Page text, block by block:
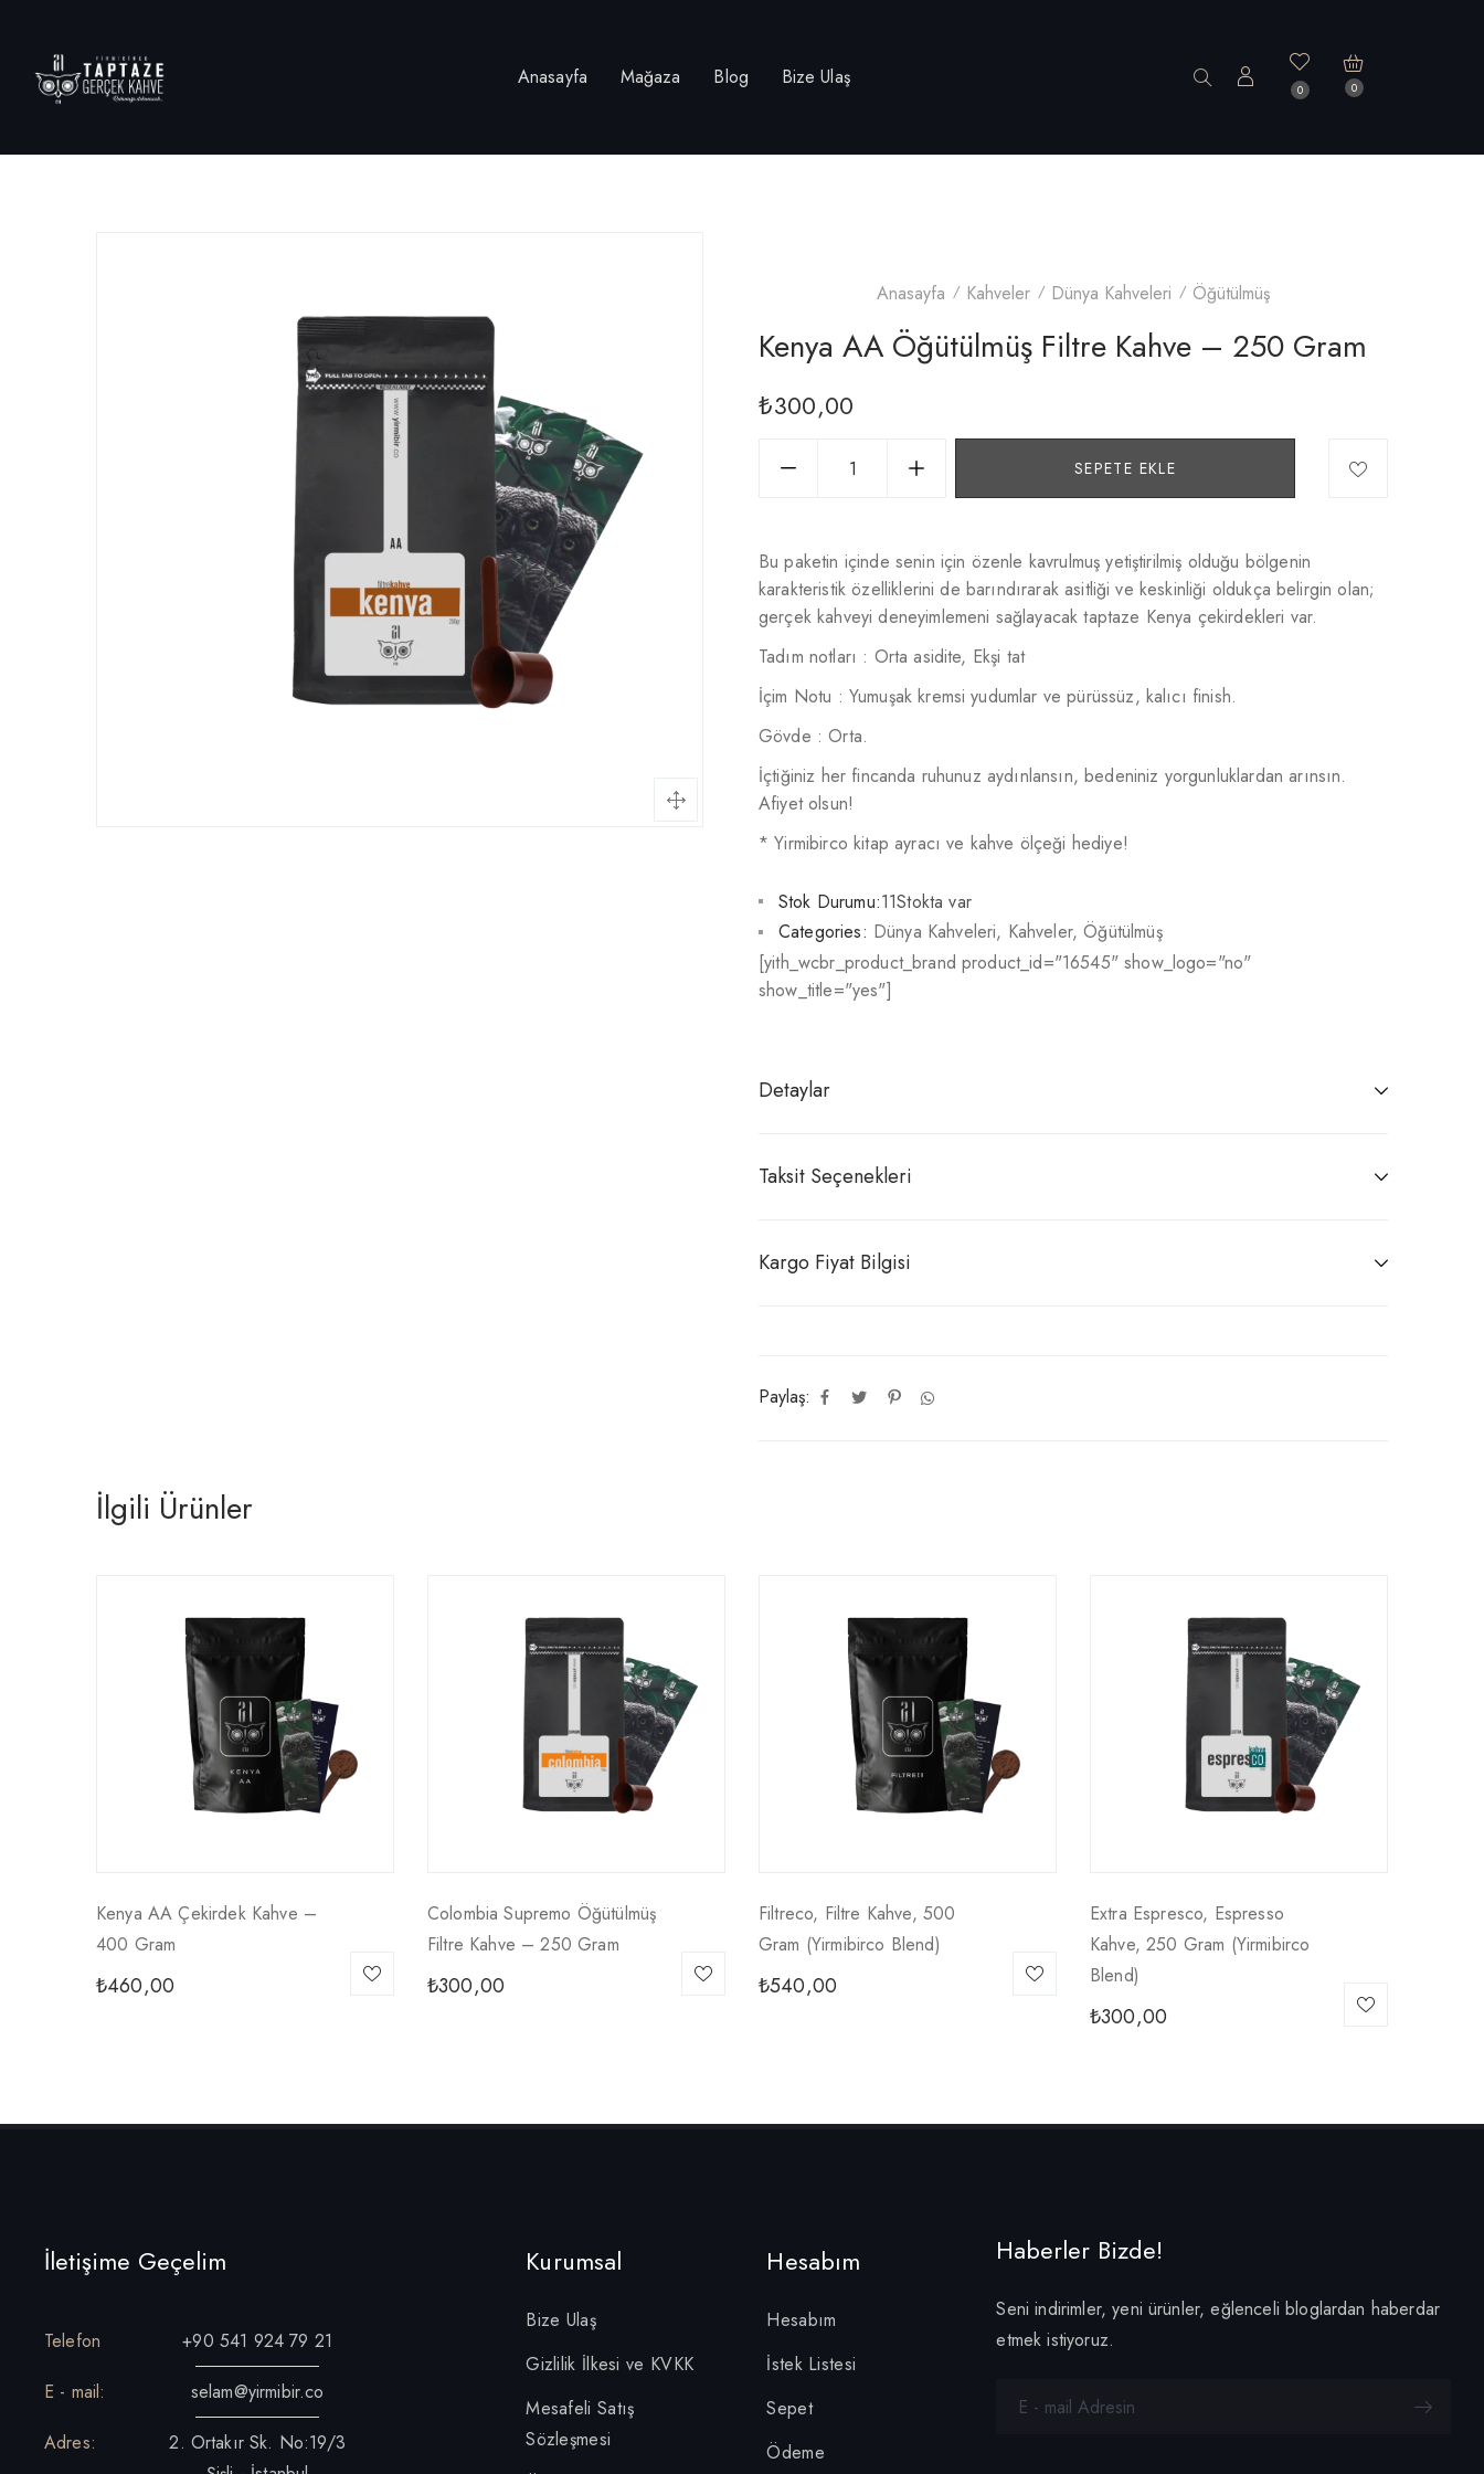
Anasayfa Mağaza Blog Bize Ulaş 0 0
Anasayfa Kahveler Dünya Kahveleri Öğütülmüş
Kenya AA Öğütülmüş Filtre Kahve – 250 Gram
₺300,00
SEPETE EKLE
Bu paketin içinde senin için özenle kavrulmuş yetiştirilmiş olduğu bölgenin
karakteristik özelliklerini de barındırarak asitliği ve keskinliği oldukça belirgin olan;
gerçek kahveyi deneyimlemeni sağlayacak taptaze Kenya çekirdekleri var.
Tadım notları : Orta asidite, Ekşi tat
İçim Notu : Yumuşak kremsi yudumlar ve pürüssüz, kalıcı finish.
Gövde : Orta.
İçtiğiniz her fincanda ruhunuz aydınlansın, bedeniniz yorgunluklardan arınsın.
Afiyet olsun!
* Yirmibirco kitap ayracı ve kahve ölçeği hediye!
Stok Durumu:11Stokta var
Paylaş:
Categories: Dünya Kahveleri, Kahveler,Öğütülmüş
[yith_wcbr_product_brand product_id="16545" show_logo="no"
show_title="yes"]
Detaylar
Taksit Seçenekleri
Kargo Fiyat Bilgisi
İlgili Ürünler
Kenya AA Çekirdek Kahve –
400 Gram
₺460,00
Colombia Supremo Öğütülmüş
Filtre Kahve – 250 Gram
₺300,00
Filtreco, Filtre Kahve, 500
Gram (yirmibirco Blend)
₺540,00
Extra Espresco, Espresso
Kahve, 250 Gram (yirmibirco
Blend)
₺300,00
İletişime Geçelim
Telefon
+90 541 924 79 21
E - mail:
selam@yirmibir.co
Adres:
2. Ortakır Sk. No:19/3
Kurumsal
Bize Ulaş
Gizlilik İlkesi ve KVKK
Mesafeli Satış
Sözleşmesi
Hesabım
Hesabım
İstek Listesi
Sepet
Ödeme
Haberler Bizde!
Seni indirimler, yeni ürünler, eğlenceli bloglardan haberdar
etmek istiyoruz.